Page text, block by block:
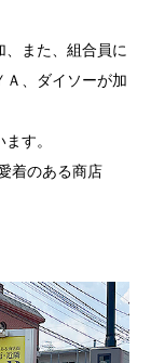
また、組合員に
、ダイソーが加
す。
着のある商店